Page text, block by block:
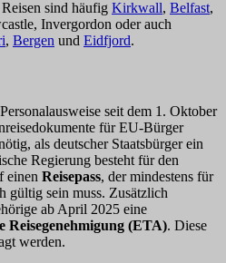
sind häufig Kirkwall, Belfast,
Invergordon oder auch
, Bergen und Eidfjord.
seit dem 1. Oktober
für EU-Bürger
als deutscher Staatsbürger ein
Regierung besteht für den
einen Reisepass, der mindestens für
gültig sein muss. Zusätzlich
ab April 2025 eine
Reisegenehmigung (ETA). Diese
werden.